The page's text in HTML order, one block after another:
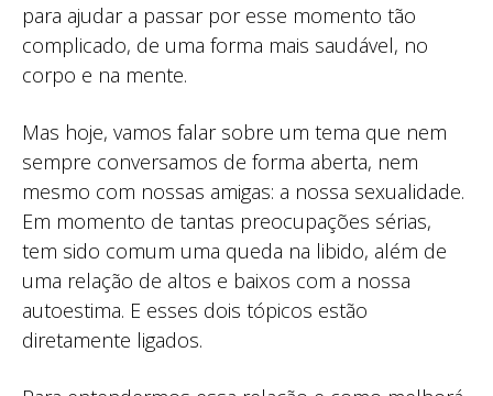
para ajudar a passar por esse momento tão
complicado, de uma forma mais saudável, no
corpo e na mente.
Mas hoje, vamos falar sobre um tema que nem
sempre conversamos de forma aberta, nem
mesmo com nossas amigas: a nossa sexualidade.
Em momento de tantas preocupações sérias,
tem sido comum uma queda na libido, além de
uma relação de altos e baixos com a nossa
autoestima. E esses dois tópicos estão
diretamente ligados.